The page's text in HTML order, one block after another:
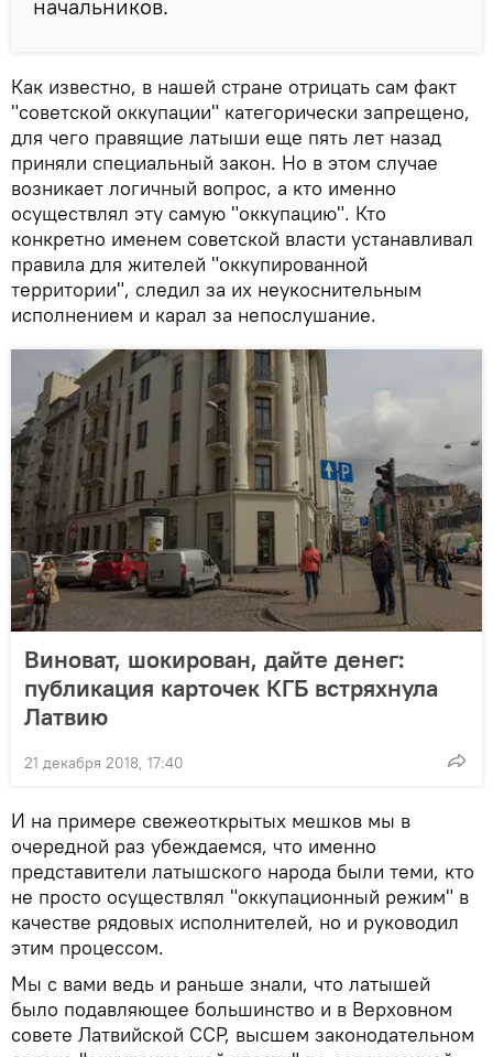
начальников.
Как известно, в нашей стране отрицать сам факт
"советской оккупации" категорически запрещено,
для чего правящие латыши еще пять лет назад
приняли специальный закон. Но в этом случае
возникает логичный вопрос, а кто именно
осуществлял эту самую "оккупацию". Кто
конкретно именем советской власти устанавливал
правила для жителей "оккупированной
территории", следил за их неукоснительным
исполнением и карал за непослушание.
Виноват, шокирован, дайте денег:
публикация карточек КГБ встряхнула
Латвию
21 декабря 2018, 17:40
И на примере свежеоткрытых мешков мы в
очередной раз убеждаемся, что именно
представители латышского народа были теми, кто
не просто осуществлял "оккупационный режим" в
качестве рядовых исполнителей, но и руководил
этим процессом.
Мы с вами ведь и раньше знали, что латышей
было подавляющее большинство и в Верховном
совете Латвийской ССР, высшем законодательном